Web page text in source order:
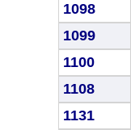
1098
1099
1100
1108
1131